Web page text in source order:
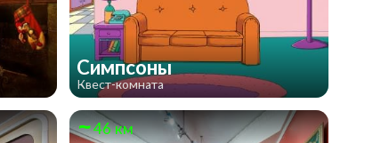
Симпсоны
Квест-комната
46 км